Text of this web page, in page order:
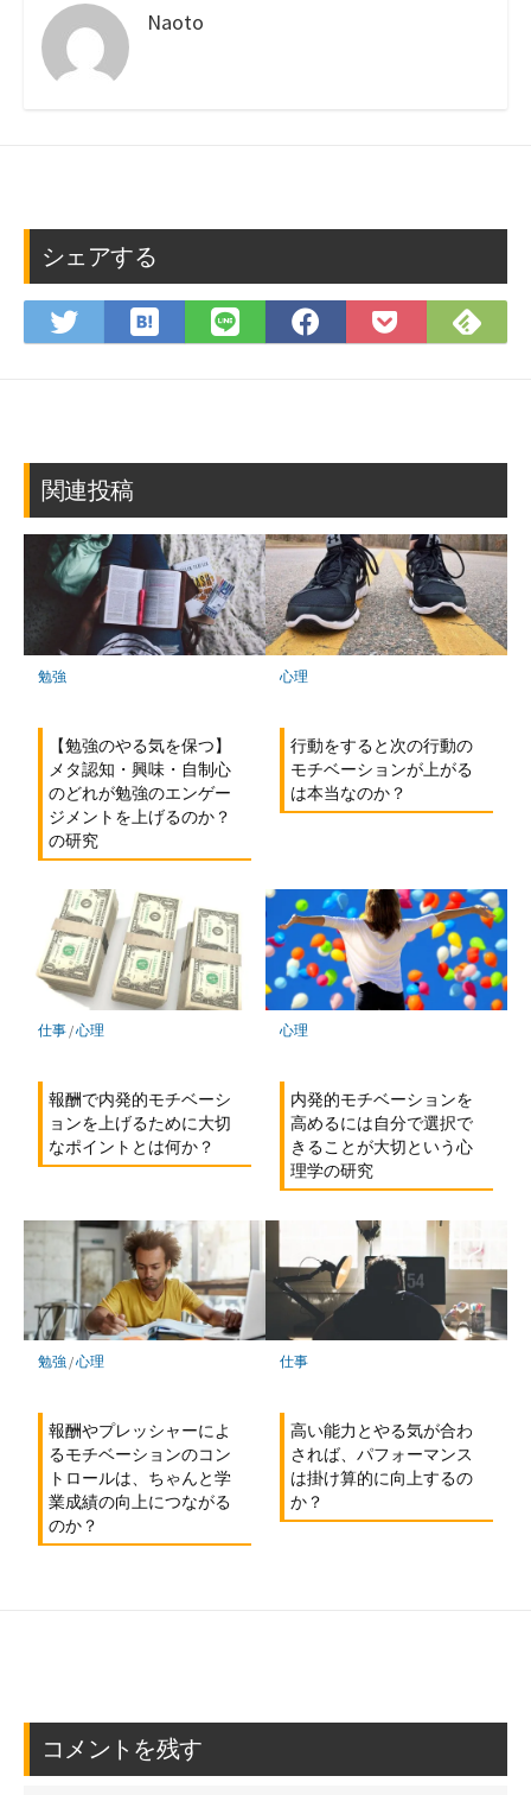
Naoto
シェアする
Twitter
で
は
て
ク
ー
ク
に
保
存
LINE
で
Facebook
で
Pocket
に
で
関連投稿
勉強
【勉強のやる気を保つ】
メタ認知・興味・自制心
のどれが勉強のエンゲー
ジメントを上げるのか？
の研究
心理
行動をすると次の行動の
モチベーションが上がる
は本当なのか？
仕事/心理
報酬で内発的モチベーシ
ョンを上げるために大切
なポイントとは何か？
心理
内発的モチベーションを
高めるには自分で選択で
きることが大切という心
理学の研究
勉強/心理
報酬やプレッシャーによ
るモチベーションのコン
トロールは、ちゃんと学
業成績の向上につながる
のか？
仕事
高い能力とやる気が合わ
されば、パフォーマンス
は掛け算的に向上するの
か？
コメントを残す